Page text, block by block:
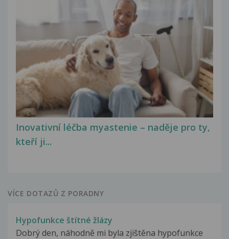
Inovativní léčba myastenie – naděje pro ty,
kteří ji...
VÍCE DOTAZŮ Z PORADNY
Hypofunkce štítné žlázy
Dobrý den, náhodně mi byla zjištěna hypofunkce